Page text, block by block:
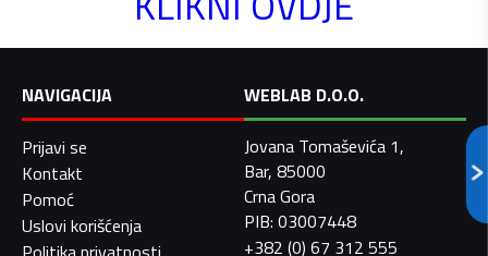
NAVIGACIJA
Prijavi se
Kontakt
Pomoć
Uslovi korišćenja
WEBLAB D.O.O.
Jovana Tomaševića 1,
Bar, 85000
Crna Gora
PIB: 03007448
+382 (0) 67 312 555